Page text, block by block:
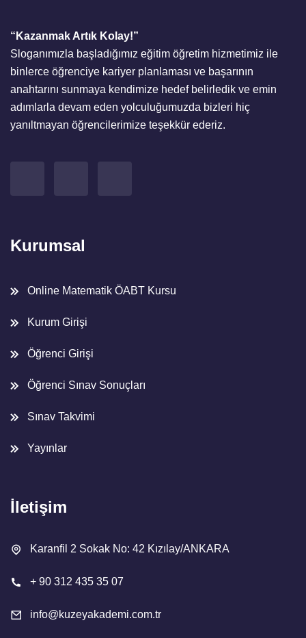
“Kazanmak Artık Kolay!”
Sloganımızla başladığımız eğitim öğretim hizmetimiz ile
binlerce öğrenciye kariyer planlaması ve başarının
anahtarını sunmaya kendimize hedef belirledik ve emin
adımlarla devam eden yolculuğumuzda bizleri hiç
yanıltmayan öğrencilerimize teşekkür ederiz.
Kurumsal
Online Matematik ÖABT Kursu
Kurum Girişi
Öğrenci Girişi
Öğrenci Sınav Sonuçları
Sınav Takvimi
Yayınlar
İletişim
Karanfil 2 Sokak No: 42 Kızılay/ANKARA
+ 90 312 435 35 07
info@kuzeyakademi.com.tr